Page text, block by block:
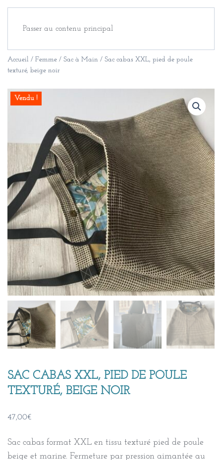
Passer au contenu principal
Accueil / Femme / Sac à Main / Sac cabas XXL, pied de poule
texturé, beige noir
Vendu !
SAC CABAS XXL, PIED DE POULE
TEXTURÉ, BEIGE NOIR
47,00€
Sac cabas format XXL en tissu texturé pied de poule
beige et marine. Fermeture par pression aimantée au